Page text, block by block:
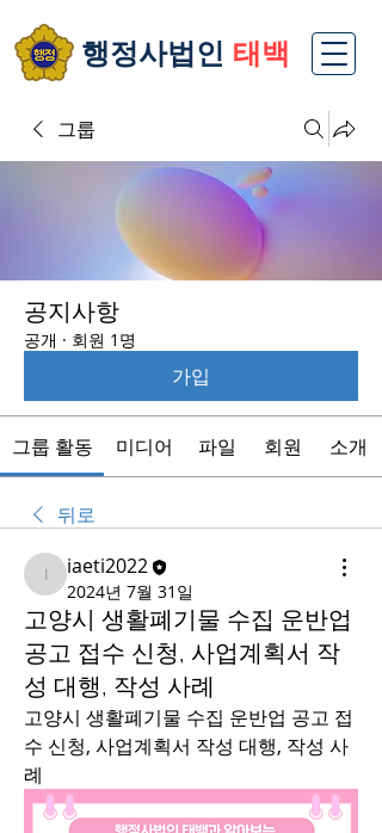
​행정사법인 태백
그룹
공지사항
공개 · 회원 1명
가입
그룹 활동 미디어 파일 회원 소개
뒤로
iaeti2022
iaeti2022
2024년 7월 31일
고양시 생활폐기물 수집 운반업
공고 접수 신청, 사업계획서 작
성 대행, 작성 사례
고양시 생활폐기물 수집 운반업 공고 접
수 신청, 사업계획서 작성 대행, 작성 사
례